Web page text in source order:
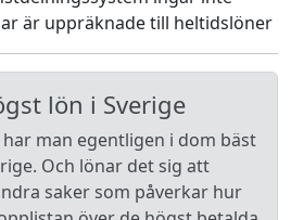
är uppräknade till heltidslöner
lön i Sverige
man egentligen i dom bäst
Och lönar det sig att
saker som påverkar hur